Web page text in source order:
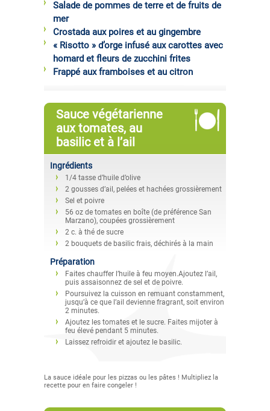
Salade de pommes de terre et de fruits de
mer
Crostada aux poires et au gingembre
« Risotto » d’orge infusé aux carottes avec
homard et fleurs de zucchini frites
Frappé aux framboises et au citron
Sauce végétarienne
aux tomates, au
basilic et à l’ail
Ingrédients
1/4 tasse d’huile d’olive
2 gousses d’ail, pelées et hachées grossièrement
Sel et poivre
56 oz de tomates en boîte (de préférence San
Marzano), coupées grossièrement
2 c. à thé de sucre
2 bouquets de basilic frais, déchirés à la main
Préparation
Faites chauffer l’huile à feu moyen.Ajoutez l’ail,
puis assaisonnez de sel et de poivre.
Poursuivez la cuisson en remuant constamment,
jusqu’à ce que l’ail devienne fragrant, soit environ
2 minutes.
Ajoutez les tomates et le sucre. Faites mijoter à
feu élevé pendant 5 minutes.
Laissez refroidir et ajoutez le basilic.
La sauce idéale pour les pizzas ou les pâtes ! Multipliez la
recette pour en faire congeler !